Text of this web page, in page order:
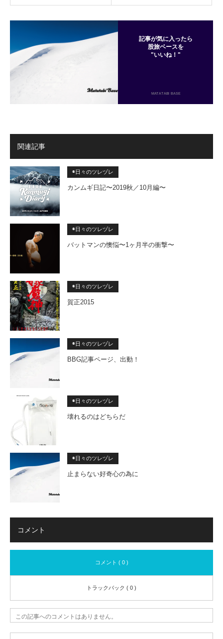
記事が気に入ったら
股旅ベースを
"いいね！"
MATATABI BASE
関連記事
◉日々のツレヅレ
カンムギ日記〜2019秋／10月編〜
◉日々のツレヅレ
バットマンの懊悩〜1ヶ月半の衝撃〜
◉日々のツレヅレ
賀正2015
◉日々のツレヅレ
BBG記事ページ、出動！
◉日々のツレヅレ
壊れるのはどちらだ
◉日々のツレヅレ
止まらない好奇心の為に
コメント
コメント ( 0 )
トラックバック ( 0 )
この記事へのコメントはありません。